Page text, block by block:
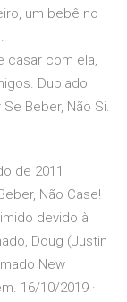
um bebê no
casar com ela,
Dublado
Beber, Não Si.
de 2011
Não Case!
devido à
Doug (Justin
New
16/10/2019 ·